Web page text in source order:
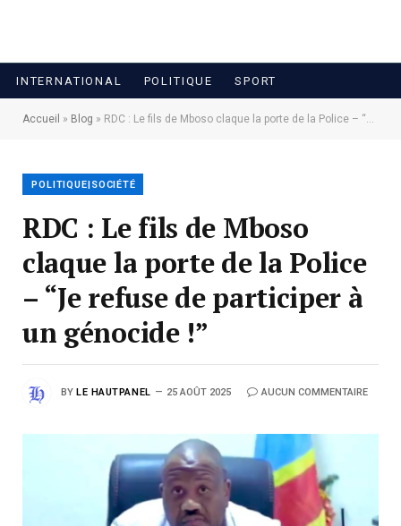
INTERNATIONAL POLITIQUE SPORT
Accueil » Blog » RDC : Le fils de Mboso claque la porte de la Police – “Je refuse de participer à un génocide !”
POLITIQUE|SOCIÉTÉ
RDC : Le fils de Mboso
claque la porte de la Police
– “Je refuse de participer à
un génocide !”
BY LE HAUTPANEL 25 AOÛT 2025 AUCUN COMMENTAIRE